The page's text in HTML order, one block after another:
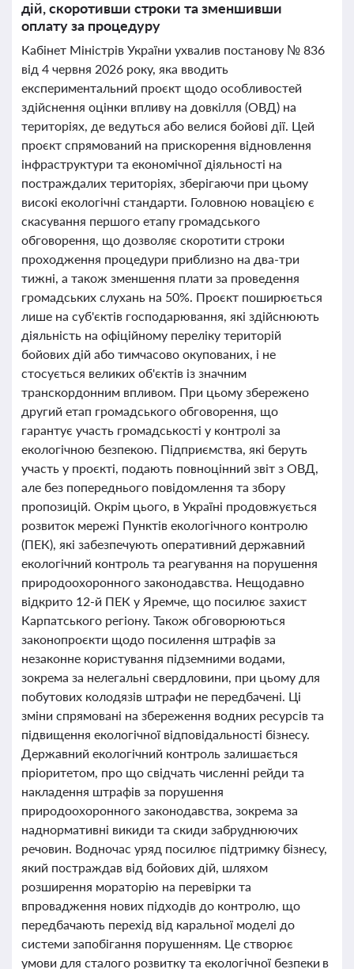
дій, скоротивши строки та зменшивши
оплату за процедуру
Кабінет Міністрів України ухвалив постанову № 836
від 4 червня 2026 року, яка вводить
експериментальний проєкт щодо особливостей
здійснення оцінки впливу на довкілля (ОВД) на
територіях, де ведуться або велися бойові дії. Цей
проєкт спрямований на прискорення відновлення
інфраструктури та економічної діяльності на
постраждалих територіях, зберігаючи при цьому
високі екологічні стандарти. Головною новацією є
скасування першого етапу громадського
обговорення, що дозволяє скоротити строки
проходження процедури приблизно на два-три
тижні, а також зменшення плати за проведення
громадських слухань на 50%. Проєкт поширюється
лише на суб'єктів господарювання, які здійснюють
діяльність на офіційному переліку територій
бойових дій або тимчасово окупованих, і не
стосується великих об'єктів із значним
транскордонним впливом. При цьому збережено
другий етап громадського обговорення, що
гарантує участь громадськості у контролі за
екологічною безпекою. Підприємства, які беруть
участь у проєкті, подають повноцінний звіт з ОВД,
але без попереднього повідомлення та збору
пропозицій. Окрім цього, в Україні продовжується
розвиток мережі Пунктів екологічного контролю
(ПЕК), які забезпечують оперативний державний
екологічний контроль та реагування на порушення
природоохоронного законодавства. Нещодавно
відкрито 12-й ПЕК у Яремче, що посилює захист
Карпатського регіону. Також обговорюються
законопроєкти щодо посилення штрафів за
незаконне користування підземними водами,
зокрема за нелегальні свердловини, при цьому для
побутових колодязів штрафи не передбачені. Ці
зміни спрямовані на збереження водних ресурсів та
підвищення екологічної відповідальності бізнесу.
Державний екологічний контроль залишається
пріоритетом, про що свідчать численні рейди та
накладення штрафів за порушення
природоохоронного законодавства, зокрема за
наднормативні викиди та скиди забруднюючих
речовин. Водночас уряд посилює підтримку бізнесу,
який постраждав від бойових дій, шляхом
розширення мораторію на перевірки та
впровадження нових підходів до контролю, що
передбачають перехід від каральної моделі до
системи запобігання порушенням. Це створює
умови для сталого розвитку та екологічної безпеки в